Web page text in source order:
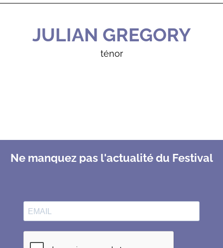
JULIAN GREGORY
ténor
Ne manquez pas l'actualité du Festival